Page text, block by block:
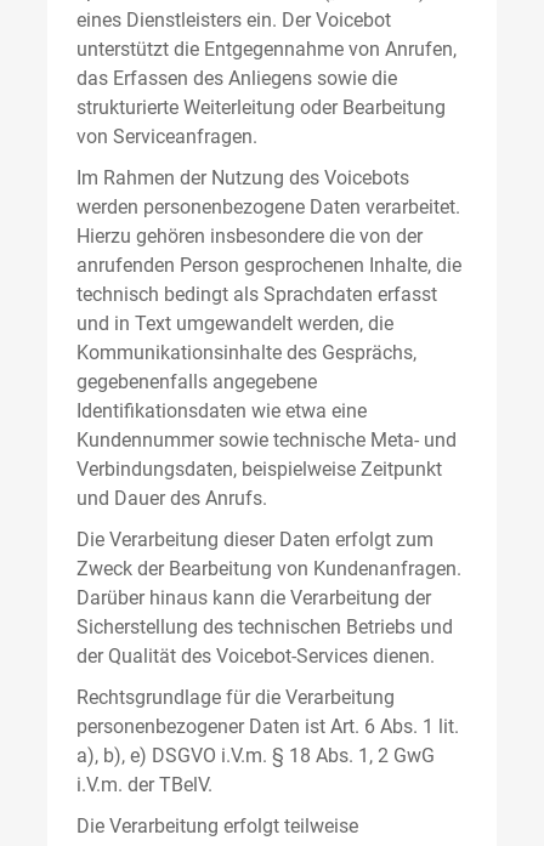
eines Dienstleisters ein. Der Voicebot
unterstützt die Entgegennahme von Anrufen,
das Erfassen des Anliegens sowie die
strukturierte Weiterleitung oder Bearbeitung
von Serviceanfragen.
Im Rahmen der Nutzung des Voicebots
werden personenbezogene Daten verarbeitet.
Hierzu gehören insbesondere die von der
anrufenden Person gesprochenen Inhalte, die
technisch bedingt als Sprachdaten erfasst
und in Text umgewandelt werden, die
Kommunikationsinhalte des Gesprächs,
gegebenenfalls angegebene
Identifikationsdaten wie etwa eine
Kundennummer sowie technische Meta- und
Verbindungsdaten, beispielweise Zeitpunkt
und Dauer des Anrufs.
Die Verarbeitung dieser Daten erfolgt zum
Zweck der Bearbeitung von Kundenanfragen.
Darüber hinaus kann die Verarbeitung der
Sicherstellung des technischen Betriebs und
der Qualität des Voicebot-Services dienen.
Rechtsgrundlage für die Verarbeitung
personenbezogener Daten ist Art. 6 Abs. 1 lit.
a), b), e) DSGVO i.V.m. § 18 Abs. 1, 2 GwG
i.V.m. der TBelV.
Die Verarbeitung erfolgt teilweise